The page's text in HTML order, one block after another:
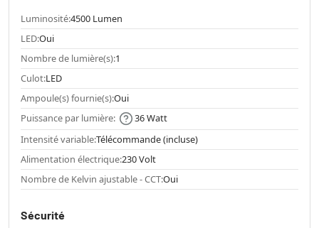
Luminosité:4500 Lumen
LED:Oui
Nombre de lumière(s):1
Culot:LED
Ampoule(s) fournie(s):Oui
Puissance par lumière:
36 Watt
Intensité variable:Télécommande (incluse)
Alimentation électrique:230 Volt
Nombre de Kelvin ajustable - CCT:Oui
Sécurité